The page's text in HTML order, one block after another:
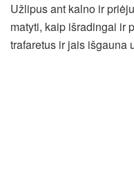
Užlipus ant kalno ir
matyti, kaip išradingai ir
trafaretus ir jais išgauna